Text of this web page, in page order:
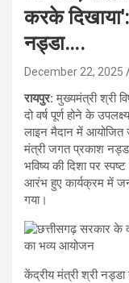
करके
नड्डा….
December 22, 2025
रायपुर:मुख्यमंत्री श्री
दो वर्ष पूर्ण होने के
लाइन मैदान में आयोजित
मंत्री जगत प्रकाश
भविष्य की दिशा पर
आरंभ हुए कार्यक्रम में
गया।
केंद्रीय मंत्री श्री